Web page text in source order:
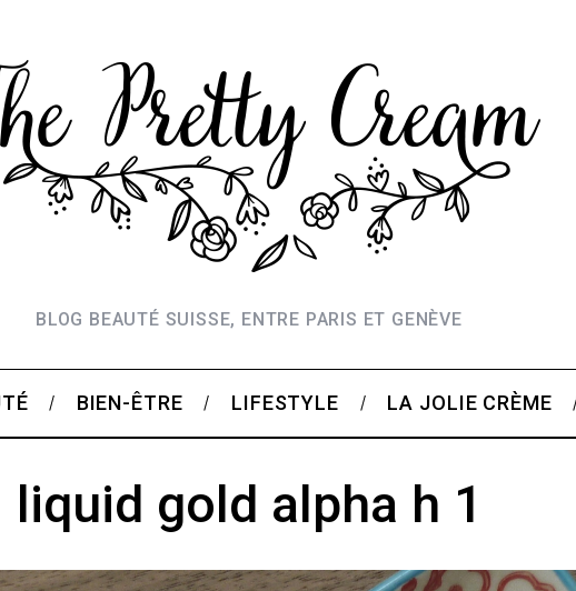
BLOG BEAUTÉ SUISSE, ENTRE PARIS ET GENÈVE
BIEN-ÊTRE LIFESTYLE LA JOLIE CRÈME
liquid gold alpha h 1